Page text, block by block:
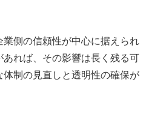
側の信頼性が中心に据えられ
れば、その影響は長く残る可
制の見直しと透明性の確保が